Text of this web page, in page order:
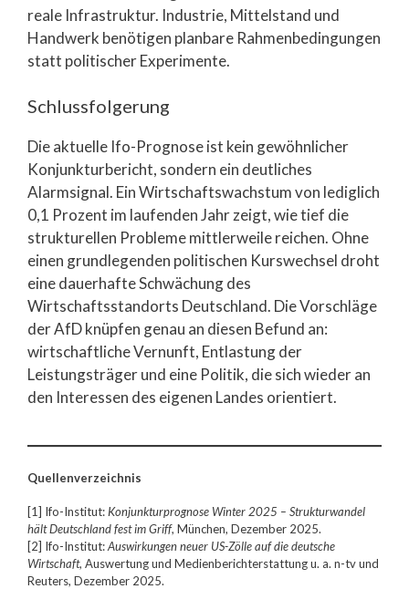
reale Infrastruktur. Industrie, Mittelstand und
Handwerk benötigen planbare Rahmenbedingungen
statt politischer Experimente.
Schlussfolgerung
Die aktuelle Ifo-Prognose ist kein gewöhnlicher
Konjunkturbericht, sondern ein deutliches
Alarmsignal. Ein Wirtschaftswachstum von lediglich
0,1 Prozent im laufenden Jahr zeigt, wie tief die
strukturellen Probleme mittlerweile reichen. Ohne
einen grundlegenden politischen Kurswechsel droht
eine dauerhafte Schwächung des
Wirtschaftsstandorts Deutschland. Die Vorschläge
der AfD knüpfen genau an diesen Befund an:
wirtschaftliche Vernunft, Entlastung der
Leistungsträger und eine Politik, die sich wieder an
den Interessen des eigenen Landes orientiert.
Quellenverzeichnis
[1] Ifo-Institut: Konjunkturprognose Winter 2025 – Strukturwandel
hält Deutschland fest im Griff, München, Dezember 2025.
[2] Ifo-Institut:Auswirkungen neuer US-Zölle auf die deutsche
Wirtschaft, Auswertung und Medienberichterstattung u. a. n-tv und
Reuters, Dezember 2025.